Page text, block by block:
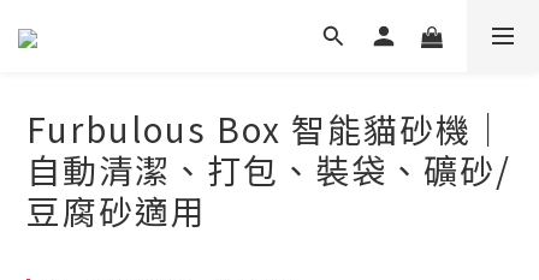
Furbulous Box 智能貓砂機｜
自動清潔、打包、裝袋、礦砂/
豆腐砂適用